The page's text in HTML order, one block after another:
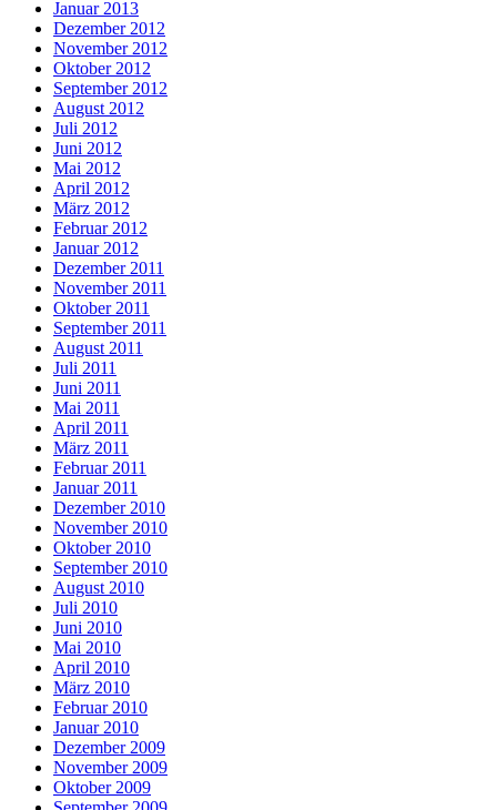
Januar 2013
Dezember 2012
November 2012
Oktober 2012
September 2012
August 2012
Juli 2012
Juni 2012
Mai 2012
April 2012
März 2012
Februar 2012
Januar 2012
Dezember 2011
November 2011
Oktober 2011
September 2011
August 2011
Juli 2011
Juni 2011
Mai 2011
April 2011
März 2011
Februar 2011
Januar 2011
Dezember 2010
November 2010
Oktober 2010
September 2010
August 2010
Juli 2010
Juni 2010
Mai 2010
April 2010
März 2010
Februar 2010
Januar 2010
Dezember 2009
November 2009
Oktober 2009